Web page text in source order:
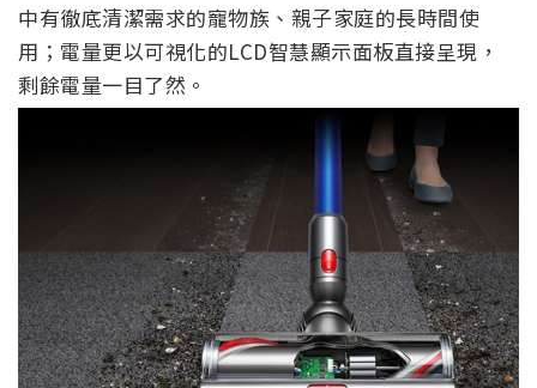
中有徹底清潔需求的寵物族、親子家庭的長時間使
用；電量更以可視化的LCD智慧顯示面板直接呈現，
剩餘電量一目了然。